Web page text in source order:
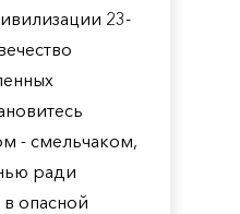
23-
- смельчаком,
ради
опасной